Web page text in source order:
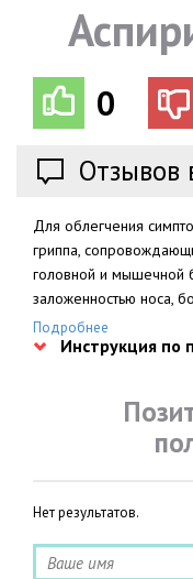
0
Отзывов
Для облегчения
гриппа,
головной и мышечной
заложенностью носа,
Подробнее
Инструкция по
Нет результатов.